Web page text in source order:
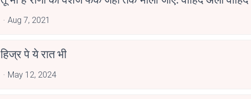
Aug 7, 2021
हिज्र पे ये रात भी
May 12, 2024